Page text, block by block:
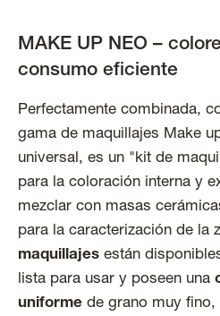
MAKE UP NEO –
consumo eficiente
Perfectamente combinada,
gama de maquillajes Make
universal, es un "kit de
para la coloración interna y
mezclar con masas
para la caracterización de la
maquillajes están
lista para usar y poseen una
uniforme de grano muy